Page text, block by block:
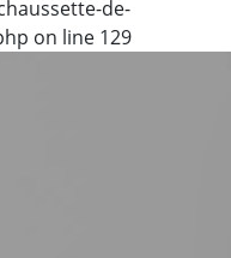
de-
on line 129